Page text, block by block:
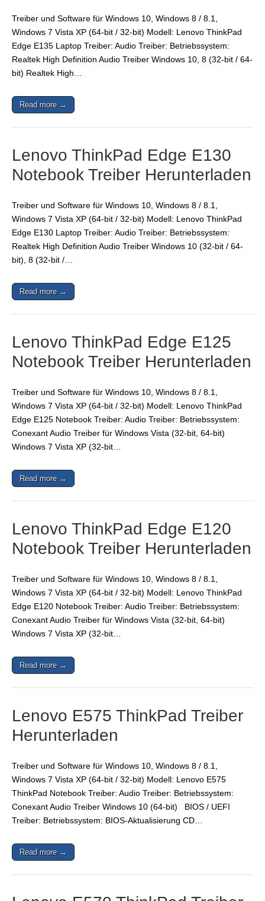
Treiber und Software für Windows 10, Windows 8 / 8.1,
Windows 7 Vista XP (64-bit / 32-bit) Modell: Lenovo ThinkPad
Edge E135 Laptop Treiber: Audio Treiber: Betriebssystem:
Realtek High Definition Audio Treiber Windows 10, 8 (32-bit / 64-
bit) Realtek High…
Read more →
Lenovo ThinkPad Edge E130
Notebook Treiber Herunterladen
Treiber und Software für Windows 10, Windows 8 / 8.1,
Windows 7 Vista XP (64-bit / 32-bit) Modell: Lenovo ThinkPad
Edge E130 Laptop Treiber: Audio Treiber: Betriebssystem:
Realtek High Definition Audio Treiber Windows 10 (32-bit / 64-
bit), 8 (32-bit /…
Read more →
Lenovo ThinkPad Edge E125
Notebook Treiber Herunterladen
Treiber und Software für Windows 10, Windows 8 / 8.1,
Windows 7 Vista XP (64-bit / 32-bit) Modell: Lenovo ThinkPad
Edge E125 Notebook Treiber: Audio Treiber: Betriebssystem:
Conexant Audio Treiber für Windows Vista (32-bit, 64-bit)
Windows 7 Vista XP (32-bit…
Read more →
Lenovo ThinkPad Edge E120
Notebook Treiber Herunterladen
Treiber und Software für Windows 10, Windows 8 / 8.1,
Windows 7 Vista XP (64-bit / 32-bit) Modell: Lenovo ThinkPad
Edge E120 Notebook Treiber: Audio Treiber: Betriebssystem:
Conexant Audio Treiber für Windows Vista (32-bit, 64-bit)
Windows 7 Vista XP (32-bit…
Read more →
Lenovo E575 ThinkPad Treiber
Herunterladen
Treiber und Software für Windows 10, Windows 8 / 8.1,
Windows 7 Vista XP (64-bit / 32-bit) Modell: Lenovo E575
ThinkPad Notebook Treiber: Audio Treiber: Betriebssystem:
Conexant Audio Treiber Windows 10 (64-bit) BIOS / UEFI
Treiber: Betriebssystem: BIOS-Aktualisierung CD…
Read more →